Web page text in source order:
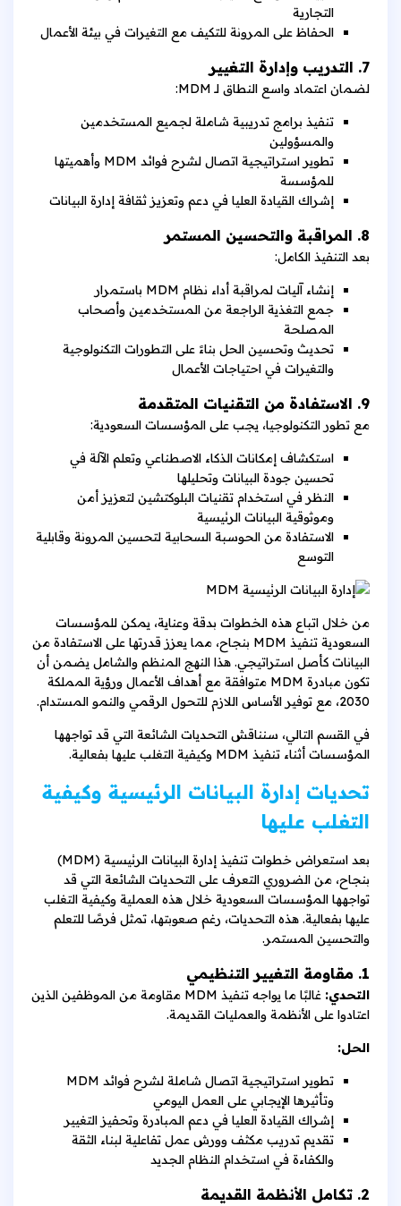
التجارية
الحفاظ على المرونة للتكيف مع التغيرات في بيئة الأعمال
7. التدريب وإدارة التغيير
لضمان اعتماد واسع النطاق لـ MDM:
تنفيذ برامج تدريبية شاملة لجميع المستخدمين
والمسؤولين
تطوير استراتيجية اتصال لشرح فوائد MDM وأهميتها
للمؤسسة
إشراك القيادة العليا في دعم وتعزيز ثقافة إدارة البيانات
8. المراقبة والتحسين المستمر
بعد التنفيذ الكامل:
إنشاء آليات لمراقبة أداء نظام MDM باستمرار
جمع التغذية الراجعة من المستخدمين وأصحاب
المصلحة
تحديث وتحسين الحل بناءً على التطورات التكنولوجية
والتغيرات في احتياجات الأعمال
9. الاستفادة من التقنيات المتقدمة
مع تطور التكنولوجيا، يجب على المؤسسات السعودية:
استكشاف إمكانات الذكاء الاصطناعي وتعلم الآلة في
تحسين جودة البيانات وتحليلها
النظر في استخدام تقنيات البلوكتشين لتعزيز أمن
وموثوقية البيانات الرئيسية
الاستفادة من الحوسبة السحابية لتحسين المرونة وقابلية
التوسع
من خلال اتباع هذه الخطوات بدقة وعناية، يمكن للمؤسسات
السعودية تنفيذ MDM بنجاح، مما يعزز قدرتها على الاستفادة من
البيانات كأصل استراتيجي. هذا النهج المنظم والشامل يضمن أن
تكون مبادرة MDM متوافقة مع أهداف الأعمال ورؤية المملكة
2030، مع توفير الأساس اللازم للتحول الرقمي والنمو المستدام.
في القسم التالي، سنناقش التحديات الشائعة التي قد تواجهها
المؤسسات أثناء تنفيذ MDM وكيفية التغلب عليها بفعالية.
تحديات إدارة البيانات الرئيسية وكيفية
التغلب عليها
بعد استعراض خطوات تنفيذ إدارة البيانات الرئيسية (MDM)
بنجاح، من الضروري التعرف على التحديات الشائعة التي قد
تواجهها المؤسسات السعودية خلال هذه العملية وكيفية التغلب
عليها بفعالية. هذه التحديات، رغم صعوبتها، تمثل فرصًا للتعلم
والتحسين المستمر.
1. مقاومة التغيير التنظيمي
التحدي:
غالبًا ما يواجه تنفيذ MDM مقاومة من الموظفين الذين
اعتادوا على الأنظمة والعمليات القديمة.
الحل:
تطوير استراتيجية اتصال شاملة لشرح فوائد MDM
وتأثيرها الإيجابي على العمل اليومي
إشراك القيادة العليا في دعم المبادرة وتحفيز التغيير
تقديم تدريب مكثف وورش عمل تفاعلية لبناء الثقة
والكفاءة في استخدام النظام الجديد
2. تكامل الأنظمة القديمة